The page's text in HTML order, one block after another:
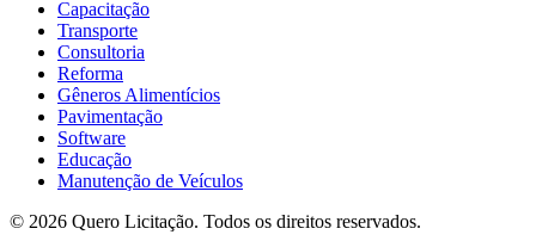
Capacitação
Transporte
Consultoria
Reforma
Gêneros Alimentícios
Pavimentação
Software
Educação
Manutenção de Veículos
© 2026 Quero Licitação. Todos os direitos reservados.